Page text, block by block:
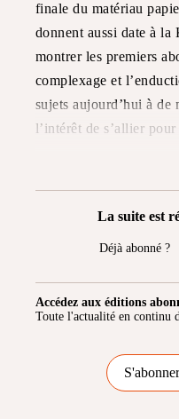
finale du matériau
donnent aussi date à la
montrer les premiers
complexage et
sujets aujourd’hui à de
l’intérêt de s’allier
La suite est
Déjà abonné ?
Accédez aux éditions
Toute l'actualité en continu